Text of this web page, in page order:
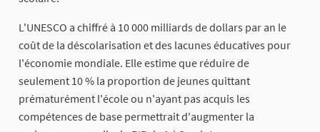
L'UNESCO a chiffré à 10 000 milliards de dollars par an le
coût de la déscolarisation et des lacunes éducatives pour
l'économie mondiale. Elle estime que réduire de
seulement 10 % la proportion de jeunes quittant
prématurément l'école ou n'ayant pas acquis les
compétences de base permettrait d'augmenter la